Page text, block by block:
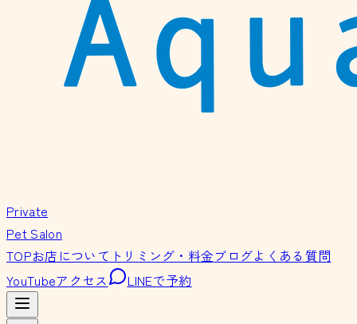
Private
Pet Salon
TOPお店について トリミング・料金ブログよくある質問
YouTubeアクセス LINEで予約